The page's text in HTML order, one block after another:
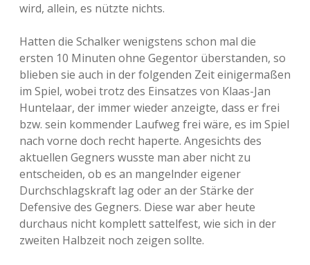
wird, allein, es nützte nichts.
Hatten die Schalker wenigstens schon mal die
ersten 10 Minuten ohne Gegentor überstanden, so
blieben sie auch in der folgenden Zeit einigermaßen
im Spiel, wobei trotz des Einsatzes von Klaas-Jan
Huntelaar, der immer wieder anzeigte, dass er frei
bzw. sein kommender Laufweg frei wäre, es im Spiel
nach vorne doch recht haperte. Angesichts des
aktuellen Gegners wusste man aber nicht zu
entscheiden, ob es an mangelnder eigener
Durchschlagskraft lag oder an der Stärke der
Defensive des Gegners. Diese war aber heute
durchaus nicht komplett sattelfest, wie sich in der
zweiten Halbzeit noch zeigen sollte.